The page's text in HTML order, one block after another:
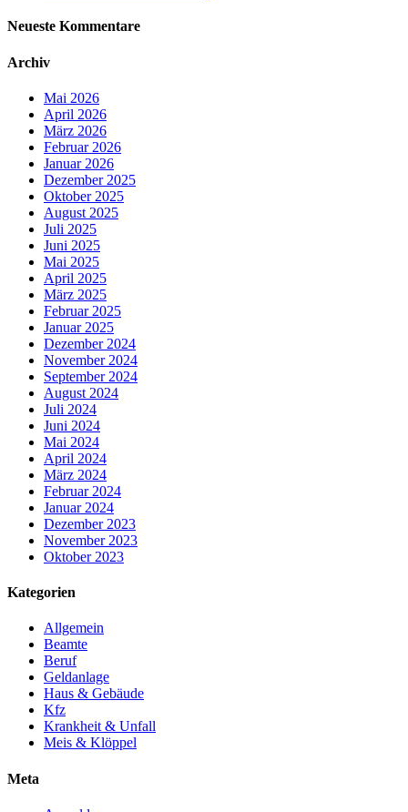
Neueste Kommentare
Archiv
Mai 2026
April 2026
März 2026
Februar 2026
Januar 2026
Dezember 2025
Oktober 2025
August 2025
Juli 2025
Juni 2025
Mai 2025
April 2025
März 2025
Februar 2025
Januar 2025
Dezember 2024
November 2024
September 2024
August 2024
Juli 2024
Juni 2024
Mai 2024
April 2024
März 2024
Februar 2024
Januar 2024
Dezember 2023
November 2023
Oktober 2023
Kategorien
Allgemein
Beamte
Beruf
Geldanlage
Haus & Gebäude
Kfz
Krankheit & Unfall
Meis & Klöppel
Meta